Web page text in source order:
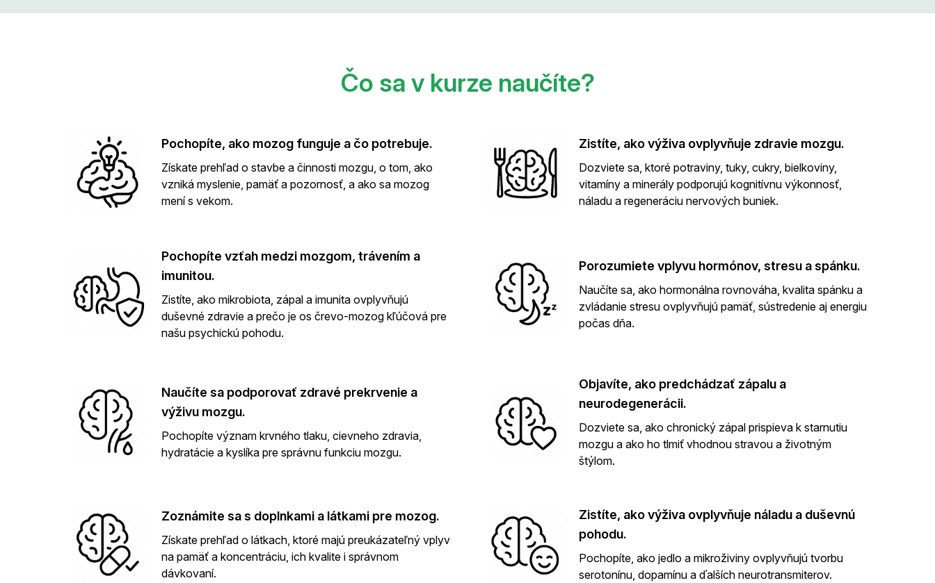
Čo sa v kurze naučíte?
Pochopíte, ako mozog funguje a čo potrebuje.
Získate prehľad o stavbe a činnosti mozgu, o tom, ako
vzniká myslenie, pamäť a pozornosť, a ako sa mozog
mení s vekom.
Zistíte, ako výživa ovplyvňuje zdravie mozgu.
Dozviete sa, ktoré potraviny, tuky, cukry, bielkoviny,
vitamíny a minerály podporujú kognitívnu výkonnosť,
náladu a regeneráciu nervových buniek.
Pochopíte vzťah medzi mozgom, trávením a
imunitou.
Zistíte, ako mikrobiota, zápal a imunita ovplyvňujú
duševné zdravie a prečo je os črevo-mozog kľúčová pre
našu psychickú pohodu.
Porozumiete vplyvu hormónov, stresu a spánku.
Naučíte sa, ako hormonálna rovnováha, kvalita spánku a
zvládanie stresu ovplyvňujú pamäť, sústredenie aj energiu
počas dňa.
Naučíte sa podporovať zdravé prekrvenie a
výživu mozgu.
Pochopíte význam krvného tlaku, cievneho zdravia,
hydratácie a kyslíka pre správnu funkciu mozgu.
Objavíte, ako predchádzať zápalu a
neurodegenerácii.
Dozviete sa, ako chronický zápal prispieva k starnutiu
mozgu a ako ho tlmiť vhodnou stravou a životným
štýlom.
Zoznámite sa s doplnkami a látkami pre mozog.
Získate prehľad o látkach, ktoré majú preukázateľný vplyv
na pamäť a koncentráciu, ich kvalite i správnom
dávkovaní.
Zistíte, ako výživa ovplyvňuje náladu a duševnú
pohodu.
Pochopíte, ako jedlo a mikroživiny ovplyvňujú tvorbu
serotonínu, dopamínu a ďalších neurotransmiterov.